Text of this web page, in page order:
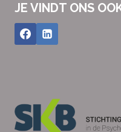
JE VINDT ONS